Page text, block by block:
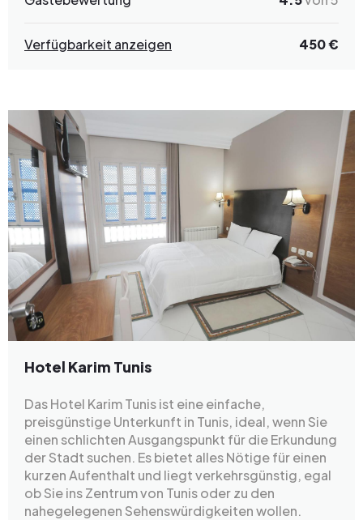
Verfügbarkeit anzeigen 450 €
Hotel Karim Tunis
Das Hotel Karim Tunis ist eine einfache,
preisgünstige Unterkunft in Tunis, ideal, wenn Sie
einen schlichten Ausgangspunkt für die Erkundung
der Stadt suchen. Es bietet alles Nötige für einen
kurzen Aufenthalt und liegt verkehrsgünstig, egal
ob Sie ins Zentrum von Tunis oder zu den
nahegelegenen Sehenswürdigkeiten wollen.